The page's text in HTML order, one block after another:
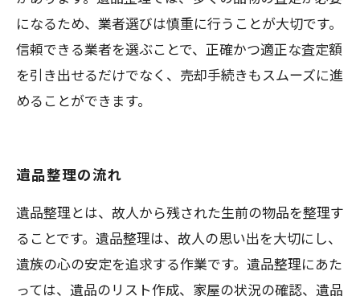
になるため、業者選びは慎重に行うことが大切です。
信頼できる業者を選ぶことで、正確かつ適正な査定額
を引き出せるだけでなく、売却手続きもスムーズに進
めることができます。
遺品整理の流れ
遺品整理とは、故人から残された生前の物品を整理す
ることです。遺品整理は、故人の思い出を大切にし、
遺族の心の安定を追求する作業です。遺品整理にあた
っては、遺品のリスト作成、家屋の状況の確認、遺品